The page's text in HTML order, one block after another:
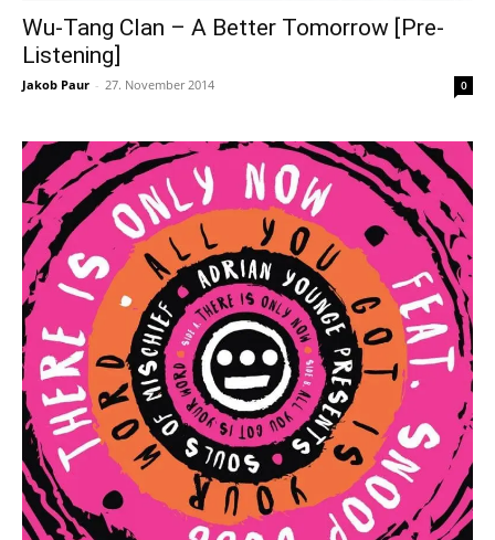
Wu-Tang Clan – A Better Tomorrow [Pre-
Listening]
Jakob Paur - 27. November 2014 0